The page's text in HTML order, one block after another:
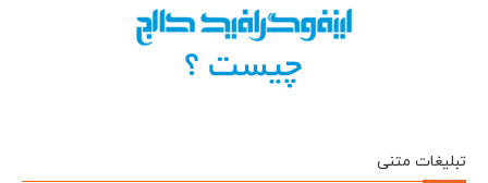
تبلیغات متنی